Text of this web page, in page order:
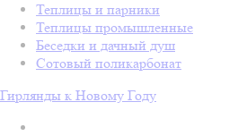
Теплицы и парники
Теплицы промышленные
Беседки и дачный душ
Сотовый поликарбонат
Гирлянды к Новому Году